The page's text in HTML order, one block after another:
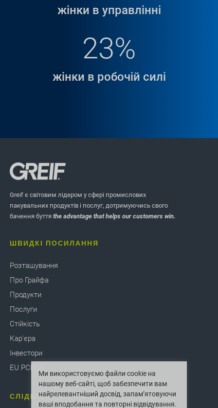
жінки в управлінні
23%
жінки в робочій силі
Greif є світовим лідером у сфері промислових
пакувальних продуктів і послуг, дотримуючись свого
бачення буття the advantage that helps our customers win.
ШВИДКІ ПОСИЛАННЯ
Розташування
Про Грайфа
Продукти
Послуги
Стійкість
Кар'єра
Інвестори
EU PCBCR
СЛІДКУЙТЕ ЗА НАМИ
Ми використовуємо файли cookie на
нашому веб-сайті, щоб забезпечити вам
найрелевантніший досвід, запам’ятовуючи
ваші вподобання та повторні відвідування.